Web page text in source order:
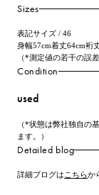
Sizes
表記サイズ / 46
身幅57cm着丈64cm裄
（*測定値の若干の誤
Condition
used
（*状態は弊社独自の
ます。）
Detailed blog
詳細ブログは こちらか